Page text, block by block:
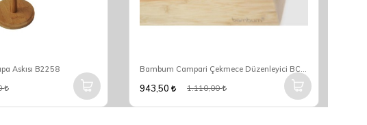
Askısı B2258 Bambum Campari Çekmece Düzenleyici BCIC1
943,50 1.110,00